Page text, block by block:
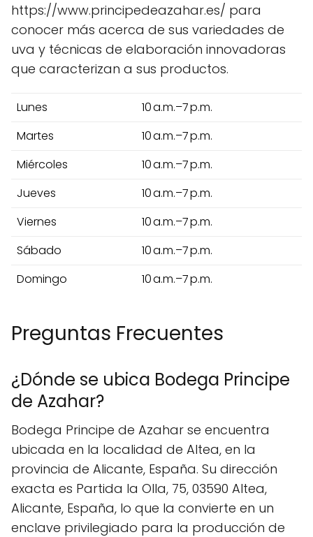
https://www.principedeazahar.es/ para
conocer más acerca de sus variedades de
uva y técnicas de elaboración innovadoras
que caracterizan a sus productos.
Lunes
10 a.m.–7 p.m.
Martes
10 a.m.–7 p.m.
Miércoles
10 a.m.–7 p.m.
Jueves
10 a.m.–7 p.m.
Viernes
10 a.m.–7 p.m.
Sábado
10 a.m.–7 p.m.
Domingo
10 a.m.–7 p.m.
Preguntas Frecuentes
¿Dónde se ubica Bodega Principe
de Azahar?
Bodega Principe de Azahar se encuentra
ubicada en la localidad de Altea, en la
provincia de Alicante, España. Su dirección
exacta es Partida la Olla, 75, 03590 Altea,
Alicante, España, lo que la convierte en un
enclave privilegiado para la producción de